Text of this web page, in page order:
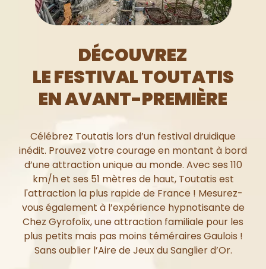
DÉCOUVREZ
LE FESTIVAL TOUTATIS
EN AVANT-PREMIÈRE
Célébrez Toutatis lors d’un festival druidique
inédit. Prouvez votre courage en montant à bord
d’une attraction unique au monde. Avec ses 110
km/h et ses 51 mètres de haut, Toutatis est
l'attraction la plus rapide de France ! Mesurez-
vous également à l’expérience hypnotisante de
Chez Gyrofolix, une attraction familiale pour les
plus petits mais pas moins téméraires Gaulois !
Sans oublier l’Aire de Jeux du Sanglier d’Or.